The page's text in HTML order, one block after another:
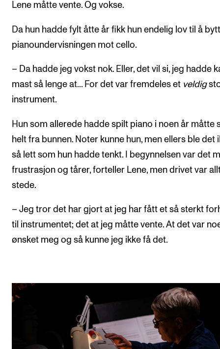
Lene måtte vente. Og vokse.
Da hun hadde fylt åtte år fikk hun endelig lov til å
pianoundervisningen mot cello.
– Da hadde jeg vokst nok. Eller, det vil si, jeg hadde
mast så lenge at... For det var fremdeles et veldig
instrument.
Hun som allerede hadde spilt piano i noen år måtte
helt fra bunnen. Noter kunne hun, men ellers ble det
så lett som hun hadde tenkt. I begynnelsen var det
frustrasjon og tårer, forteller Lene, men drivet var
stede.
– Jeg tror det har gjort at jeg har fått et så sterkt
til instrumentet; det at jeg måtte vente. At det var
ønsket meg og så kunne jeg ikke få det.